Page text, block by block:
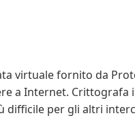
virtuale fornito da
a Internet.
difficile per gli altri